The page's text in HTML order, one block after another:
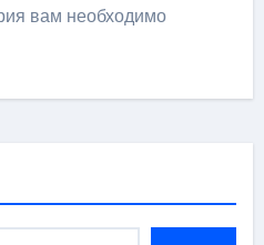
вам необходимо